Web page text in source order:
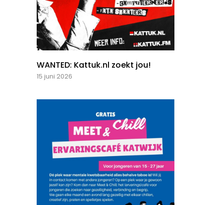
WANTED: Kattuk.nl zoekt jou!
15 juni 2026